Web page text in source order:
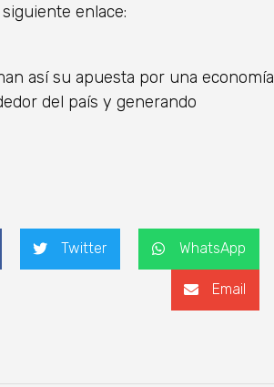
enlace:
así su apuesta por una economía
del país y generando
Twitter WhatsApp
Email